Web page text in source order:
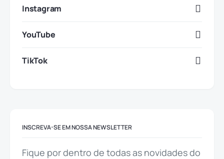
Instagram
YouTube
TikTok
INSCREVA-SE EM NOSSA NEWSLETTER
Fique por dentro de todas as novidades do